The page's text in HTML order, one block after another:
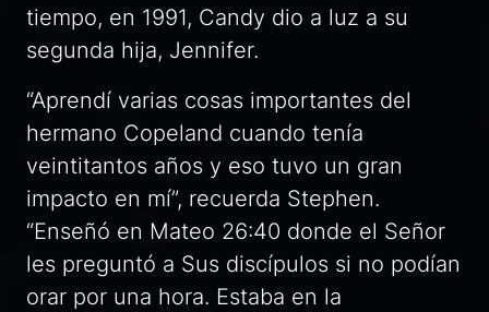
tiempo, en 1991, Candy dio a luz a su
segunda hija, Jennifer.
“Aprendí varias cosas importantes del
hermano Copeland cuando tenía
veintitantos años y eso tuvo un gran
impacto en mí”, recuerda Stephen.
“Enseñó en Mateo 26:40 donde el Señor
les preguntó a Sus discípulos si no podían
orar por una hora. Estaba en la